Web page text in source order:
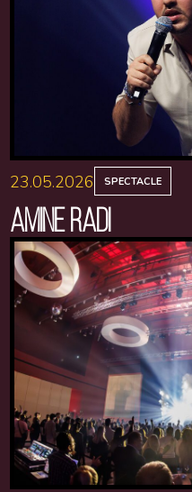
23.05.2026 SPECTACLE
AMINE RADI